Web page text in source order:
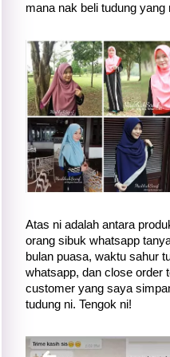
mana nak beli tudung yang
Atas ni adalah antara
orang sibuk whatsapp
bulan puasa, waktu sahur
whatsapp, dan close order
customer yang saya
tudung ni. Tengok ni!